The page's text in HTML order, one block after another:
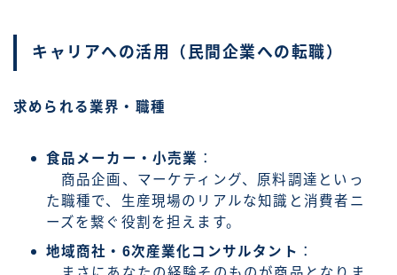
キャリアへの活用（民間企業への転職）
求められる業界・職種
食品メーカー・小売業 ：
商品企画、マーケティング、原料調達といっ
た職種で、生産現場のリアルな知識と消費者ニ
ーズを繋ぐ役割を担えます。
地域商社・6次産業化コンサルタント ：